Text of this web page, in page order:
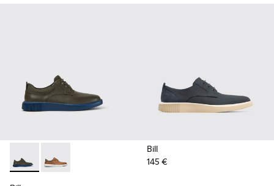
Bill - K100655-015 - Zapatos de piel con cordones en color
Bill - K100655-010 - Zapato en color marrón claro
Bill
145 €